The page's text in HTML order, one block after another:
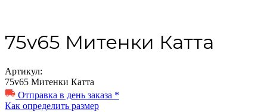
75v65 Митенки Катта
Артикул:
75v65 Митенки Катта
Отправка в день заказа *
Как определить размер